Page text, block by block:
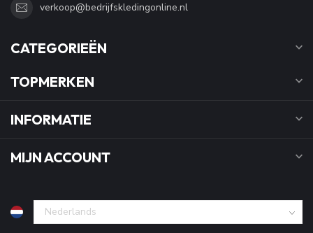
verkoop@bedrijfskledingonline.nl
CATEGORIEËN
TOPMERKEN
INFORMATIE
MIJN ACCOUNT